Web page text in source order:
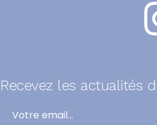
Recevez les actualités